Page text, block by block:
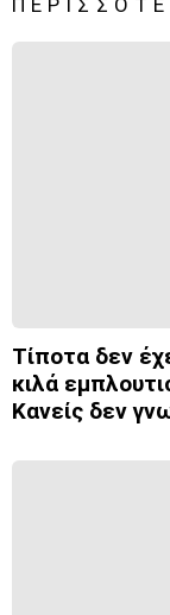
Τίποτα δεν
κιλά
Κανείς δεν